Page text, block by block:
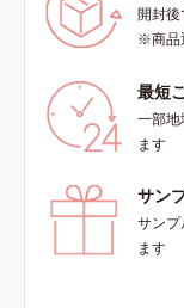
開封
※商品
最短
一部
ます
サン
サン
ます